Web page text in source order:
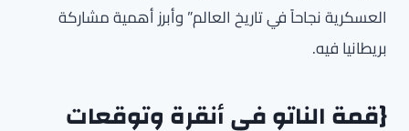
العسكرية نجاحاً في تاريخ العالم” وأبرز أهمية مشاركة
بريطانيا فيه.
{قمة الناتو في أنقرة وتوقعات